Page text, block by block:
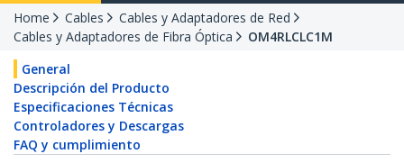
Home Cables
Cables y Adaptadores de Red
Cables y Adaptadores de Fibra Óptica
OM4RLCLC1M
General
Descripción del Producto
Especificaciones Técnicas
Controladores y Descargas
FAQ y cumplimiento